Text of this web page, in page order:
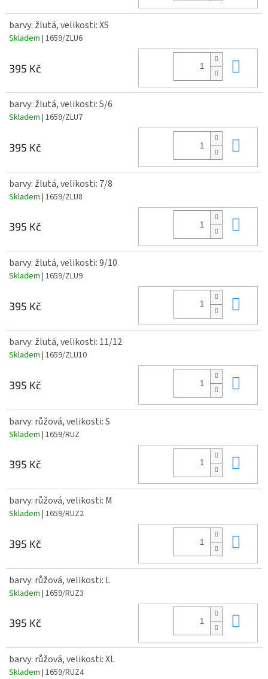
barvy: žlutá, velikosti: XS
Skladem | 1659/ZLU6
395 Kč
barvy: žlutá, velikosti: 5/6
Skladem | 1659/ZLU7
395 Kč
barvy: žlutá, velikosti: 7/8
Skladem | 1659/ZLU8
395 Kč
barvy: žlutá, velikosti: 9/10
Skladem | 1659/ZLU9
395 Kč
barvy: žlutá, velikosti: 11/12
Skladem | 1659/ZLU10
395 Kč
barvy: růžová, velikosti: S
Skladem | 1659/RUZ
395 Kč
barvy: růžová, velikosti: M
Skladem | 1659/RUZ2
395 Kč
barvy: růžová, velikosti: L
Skladem | 1659/RUZ3
395 Kč
barvy: růžová, velikosti: XL
Skladem | 1659/RUZ4